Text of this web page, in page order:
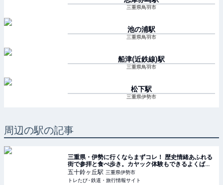
三重県鳥羽市
池の浦駅
三重県鳥羽市
船津(近鉄線)駅
三重県鳥羽市
松下駅
三重県伊勢市
周辺の駅の記事
三重県・伊勢に行くならまずコレ！ 歴史情緒あふれる
街で参拝と食べ歩き。カヤック体験もできるよくばり
旅へ | トレたび - 鉄道・旅行情報サイト
五十鈴ヶ丘駅 三重県伊勢市
トレたび - 鉄道・旅行情報サイト